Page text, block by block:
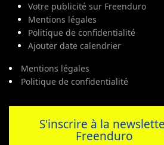
Votre publicité sur Freenduro
Mentions légales
Politique de confidentialité
Ajouter date calendrier
Mentions légales
Politique de confidentialité
S'inscrire à la
Freenduro